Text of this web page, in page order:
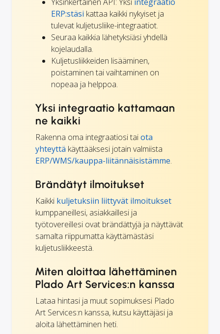
Yksinkertainen API: Yksi integraatio
ERP:stäsi kattaa kaikki nykyiset ja
tulevat kuljetusliike-integraatiot.
Seuraa kaikkia lähetyksiäsi yhdellä
kojelaudalla.
Kuljetusliikkeiden lisääminen,
poistaminen tai vaihtaminen on
nopeaa ja helppoa.
Yksi integraatio kattamaan
ne kaikki
Rakenna oma integraatiosi taiota
yhteyttä käyttääksesi jotain valmiista
ERP/WMS/kauppa-liitännäisistämme.
Brändätyt ilmoitukset
Kaikki kuljetuksiin liittyvät ilmoitukset
kumppaneillesi, asiakkaillesi ja
työtovereillesi ovat brändättyjä ja näyttävät
samalta riippumatta käyttämästäsi
kuljetusliikkeestä.
Miten aloittaa lähettäminen
Plado Art Services:n kanssa
Lataa hintasi ja muut sopimuksesi Plado
Art Services:n kanssa, kutsu käyttäjäsi ja
aloita lähettäminen heti.